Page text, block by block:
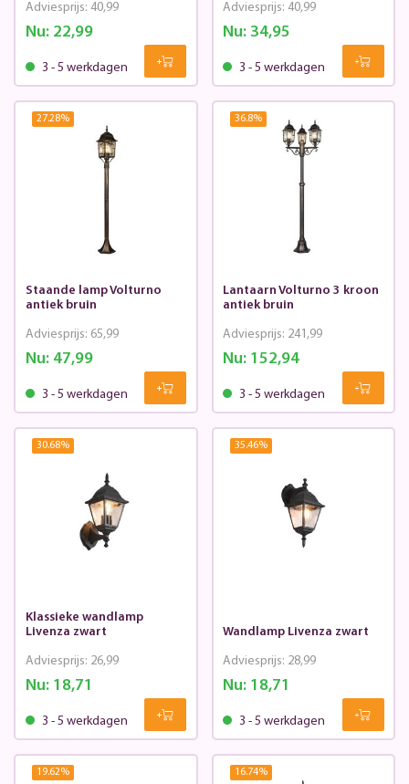
Nu:22,99
Adviesprijs: 40,99
3 - 5 werkdagen
Nu: 34,95
Adviesprijs: 40,99
3 - 5 werkdagen
27.28%
Staande lamp Volturno
antiek bruin
Nu:47,99
Adviesprijs: 65,99
3 - 5 werkdagen
36.8%
Lantaarn Volturno 3 kroon
antiek bruin
Nu: 152,94
Adviesprijs: 241,99
3 - 5 werkdagen
30.68%
Klassieke wandlamp
Livenza zwart
Nu:18,71
Adviesprijs: 26,99
3 - 5 werkdagen
35.46%
Wandlamp Livenza zwart
Nu: 18,71
Adviesprijs: 28,99
3 - 5 werkdagen
19.62% 16.74%